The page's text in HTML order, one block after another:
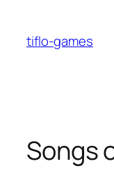
содержимому
tiflo-games
Songs